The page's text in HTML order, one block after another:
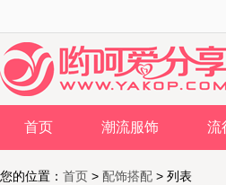
首页 潮流服饰 流
您的位置： 首页 > 配饰搭配 > 列表